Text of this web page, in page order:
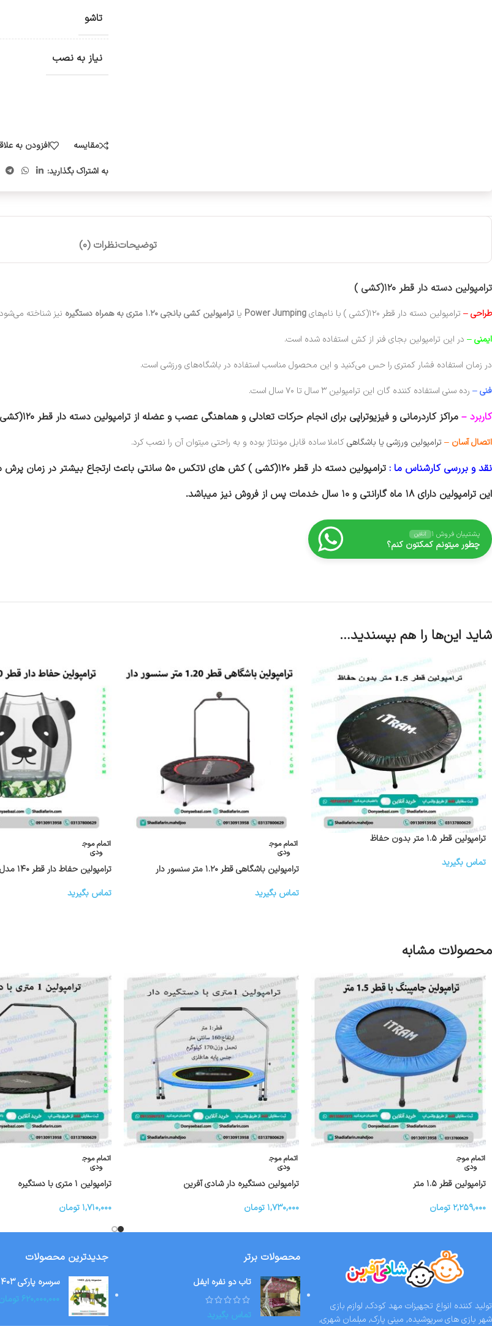
تاشو
نیاز به نصب
مقایسه
افزودن به
به اشتراک بگذارید:
توضیحاتنظرات (0)
ترامپولین دسته دار قطر ۱۲۰(کشی )
طراحی– ترامپولین دسته دار قطر ۱۲۰(کشی ) با نام‌های Power Jumping یا ترامپولین کشی بانجی ۱.۲۰ متری به همراه دستگیره
نیز شناخته
ایمنی– در این ترامپولین بجای فنر از کش استفاده شده است.
در زمان استفاده فشار کمتری را حس می‌کنید و این محصول مناسب استفاده در باشگاه‌های ورزشی است.
فنی– رده سنی استفاده کننده گان این ترامپولین ۳ سال تا ۷۰ سال است.
کاربرد – مراکز کاردرمانی و فیزیوتراپی برای انجام حرکات تعادلی و هماهنگی عصب و عضله از ترامپولین دسته دار قطر ۱۲۰(کشی ) استفاده می کنند.
اتصال آسان – ترامپولین ورزشی یا باشگاهیکاملا ساده قابل مونتاژ بوده و به راحتی میتوان آن را نصب کرد.
نقد و بررسی کارشناس ما : ترامپولین دسته دار قطر ۱۲۰(کشی ) کش های لاتکس ۵۰ سانتی باعث ارتجاع بیشتر در زمان پرش میگردد.
این ترامپولین دارای ۱۸ ماه گارانتی و ۱۰ سال خدمات پس از فروش نیز میباشد.
پشتیبان فروش ۱ آنلاین
چطور میتونم کمکتون کنم؟
شاید این‌ها را هم بپسندید…
ترامپولین قطر ۱.۵ متر بدون حفاظ
تماس بگیرید
اتمام موج
ودی
ترامپولین باشگاهی قطر ۱.۲۰ متر سنسور دار
تماس بگیرید
اتمام موج
ودی
ترامپولین حفاط دار قطر ۱۴۰ مدل پاندا
تماس بگیرید
محصولات مشابه
اتمام موج
ودی
ترامپولین قطر ۱.۵ متر
۲,۲۵۹,۰۰۰ تومان
اتمام موج
ودی
ترامپولین دستگیره دار شادی آفرین
۱,۷۳۰,۰۰۰ تومان
اتمام موج
ودی
ترامپولین ۱ متری با دستگیره
۱,۷۱۰,۰۰۰ تومان
تولید کننده انواع تجهیزات مهد کودک, لوازم بازی
شهر بازی های سرپوشیده, مینی پارک, مبلمان شهری,
محصولات برتر
تاب دو نفره ایفل
تماس بگیرید
جدیدترین محصولات
سرسره پارکی ۱۴۰۳
۶۲۰,۰۰۰,۰۰۰